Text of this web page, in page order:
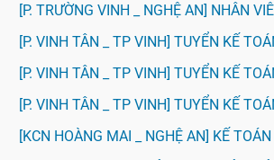
[P. TRƯỜNG VINH _ NGHỆ AN] NHÂN
[P. VINH TÂN _ TP VINH] TUYỂN KẾ
[P. VINH TÂN _ TP VINH] TUYỂN KẾ
[P. VINH TÂN _ TP VINH] TUYỂN KẾ
️[KCN HOÀNG MAI _ NGHỆ AN] KẾ